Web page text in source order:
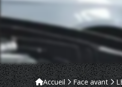
Accueil Face avant